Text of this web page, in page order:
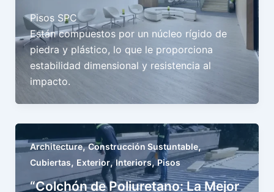
Pisos SPC
Están compuestos por un núcleo rígido de
piedra y plástico, lo que le proporciona
estabilidad dimensional y resistencia al
impacto.
Architecture,Construcción Sustuntable,
Cubiertas, Exterior,Interiors,Pisos
“Colchón de Poliuretano: La Mejor